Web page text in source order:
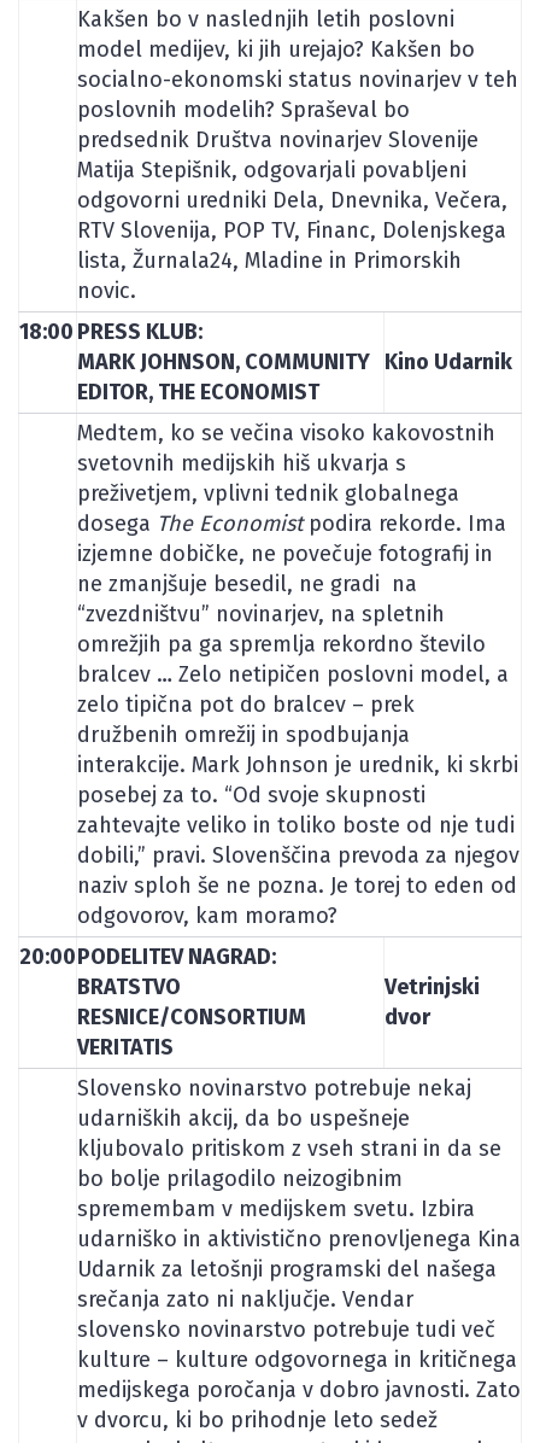
Kakšen bo v naslednjih letih poslovni
model medijev, ki jih urejajo? Kakšen bo
socialno-ekonomski status novinarjev v teh
poslovnih modelih? Spraševal bo
predsednik Društva novinarjev Slovenije
Matija Stepišnik, odgovarjali povabljeni
odgovorni uredniki Dela, Dnevnika, Večera,
RTV Slovenija, POP TV, Financ, Dolenjskega
lista, Žurnala24, Mladine in Primorskih
novic.
18:00 PRESS KLUB:
MARK JOHNSON, COMMUNITY
EDITOR, THE ECONOMIST
Kino Udarnik
Medtem, ko se večina visoko kakovostnih
svetovnih medijskih hiš ukvarja s
preživetjem, vplivni tednik globalnega
dosega The Economistpodira rekorde. Ima
izjemne dobičke, ne povečuje fotografij in
ne zmanjšuje besedil, ne gradi na
“zvezdništvu” novinarjev, na spletnih
omrežjih pa ga spremlja rekordno število
bralcev … Zelo netipičen poslovni model, a
zelo tipična pot do bralcev – prek
družbenih omrežij in spodbujanja
interakcije. Mark Johnson je urednik, ki skrbi
posebej za to. “Od svoje skupnosti
zahtevajte veliko in toliko boste od nje tudi
dobili,” pravi. Slovenščina prevoda za njegov
naziv sploh še ne pozna. Je torej to eden od
odgovorov, kam moramo?
20:00PODELITEV NAGRAD:
BRATSTVO
RESNICE/CONSORTIUM
VERITATIS
Vetrinjski
dvor
Slovensko novinarstvo potrebuje nekaj
udarniških akcij, da bo uspešneje
kljubovalo pritiskom z vseh strani in da se
bo bolje prilagodilo neizogibnim
spremembam v medijskem svetu. Izbira
udarniško in aktivistično prenovljenega Kina
Udarnik za letošnji programski del našega
srečanja zato ni naključje. Vendar
slovensko novinarstvo potrebuje tudi več
kulture – kulture odgovornega in kritičnega
medijskega poročanja v dobro javnosti. Zato
v dvorcu, ki bo prihodnje leto sedež